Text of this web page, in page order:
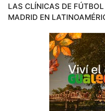
LAS CLÍNICAS DE
MADRID EN